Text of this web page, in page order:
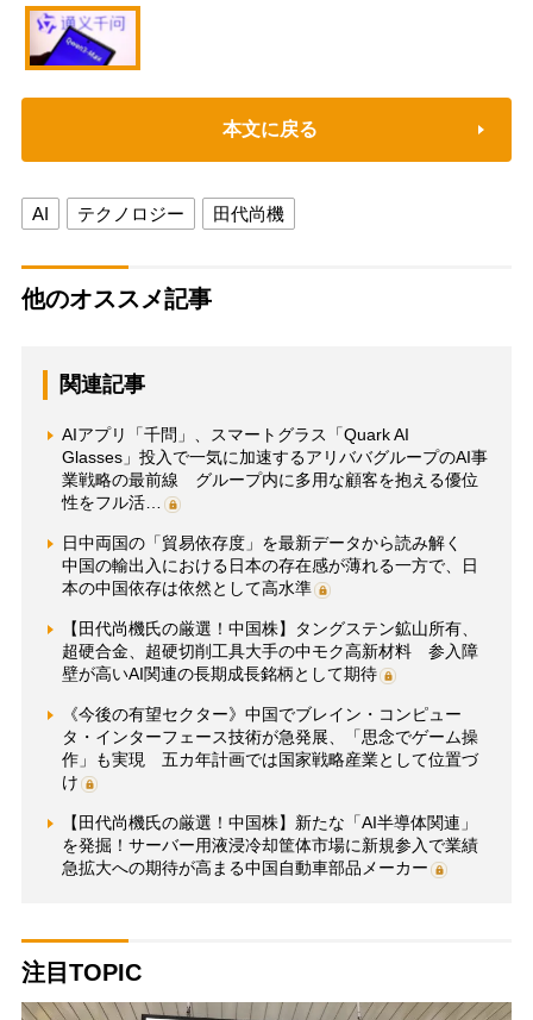
本文に戻る
AI テクノロジー 田代尚機
他のオススメ記事
関連記事
AIアプリ「千問」、スマートグラス「Quark AI
Glasses」投入で一気に加速するアリババグループのAI事
業戦略の最前線 グループ内に多用な顧客を抱える優位
性をフル活…
日中両国の「貿易依存度」を最新データから読み解く
中国の輸出入における日本の存在感が薄れる一方で、日
本の中国依存は依然として高水準
【田代尚機氏の厳選！中国株】タングステン鉱山所有、
超硬合金、超硬切削工具大手の中モク高新材料 参入障
壁が高いAI関連の長期成長銘柄として期待
《今後の有望セクター》中国でブレイン・コンピュー
タ・インターフェース技術が急発展、「思念でゲーム操
作」も実現 五カ年計画では国家戦略産業として位置づ
け
【田代尚機氏の厳選！中国株】新たな「AI半導体関連」
を発掘！サーバー用液浸冷却筐体市場に新規参入で業績
急拡大への期待が高まる中国自動車部品メーカー
注目TOPIC